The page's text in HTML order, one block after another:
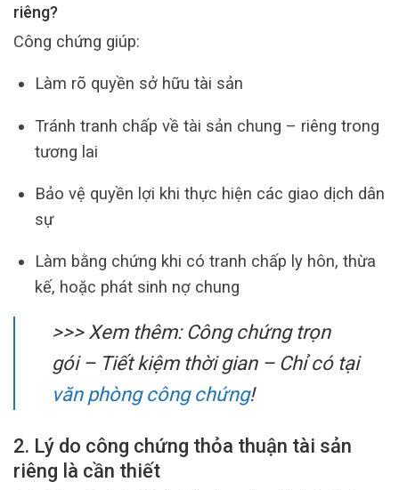
riêng?
Công chứng giúp:
Làm rõ quyền sở hữu tài sản
Tránh tranh chấp về tài sản chung – riêng trong
tương lai
Bảo vệ quyền lợi khi thực hiện các giao dịch dân
sự
Làm bằng chứng khi có tranh chấp ly hôn, thừa
kế, hoặc phát sinh nợ chung
>>> Xem thêm: Công chứng trọn
gói – Tiết kiệm thời gian – Chỉ có tại
văn phòng công chứng!
2. Lý do công chứng thỏa thuận tài sản
riêng là cần thiết